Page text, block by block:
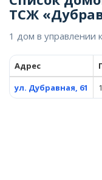
ТСЖ
1 дом в управлении
Адрес
ул. Дубравная, 61